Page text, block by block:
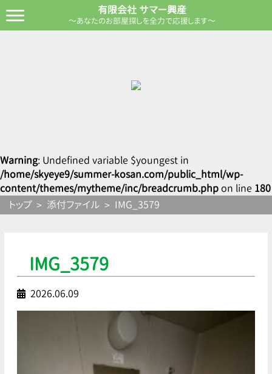
有限会社 サマー興産
～あなたのお部屋探しを全力で応援します～
Warning: Undefined variable $youngest in
/home/skyeye9/summer-kosan.com/public_html/wp-
content/themes/mytheme/inc/breadcrumb.phpon line 180
トップ
添付ファイル IMG_3579
IMG_3579
2026.06.09